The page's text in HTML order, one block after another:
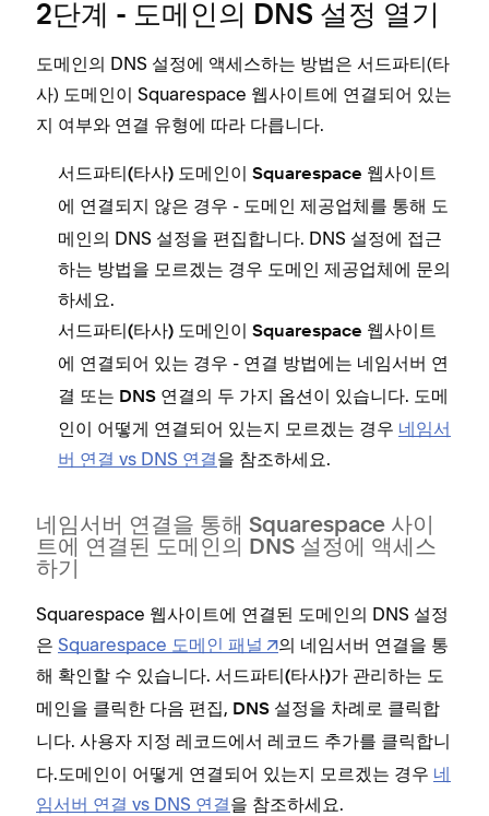
2단계 - 도메인의 DNS 설정 열기
도메인의 DNS 설정에 액세스하는 방법은 서드파티(타
사) 도메인이 Squarespace 웹사이트에 연결되어 있는
지 여부와 연결 유형에 따라 다릅니다.
서드파티(타사) 도메인이 Squarespace 웹사이트
에 연결되지 않은 경우 - 도메인 제공업체를 통해 도
메인의 DNS 설정을 편집합니다. DNS 설정에 접근
하는 방법을 모르겠는 경우 도메인 제공업체에 문의
하세요.
서드파티(타사) 도메인이 Squarespace 웹사이트
에 연결되어 있는 경우 - 연결 방법에는 네임서버 연
결 또는 DNS 연결의 두 가지 옵션이 있습니다. 도메
인이 어떻게 연결되어 있는지 모르겠는 경우 네임서
버 연결 vs DNS 연결을 참조하세요.
네임서버 연결을 통해 Squarespace 사이
트에 연결된 도메인의 DNS 설정에 액세스
하기
Squarespace 웹사이트에 연결된 도메인의 DNS 설정
은 Squarespace 도메인 패널
의 네임서버 연결을 통
해 확인할 수 있습니다. 서드파티(타사)가 관리하는 도
메인을 클릭한 다음 편집, DNS 설정을 차례로 클릭합
니다. 사용자 지정 레코드에서 레코드 추가를 클릭합니
다.도메인이 어떻게 연결되어 있는지 모르겠는 경우 네
임서버 연결 vs DNS 연결을 참조하세요.